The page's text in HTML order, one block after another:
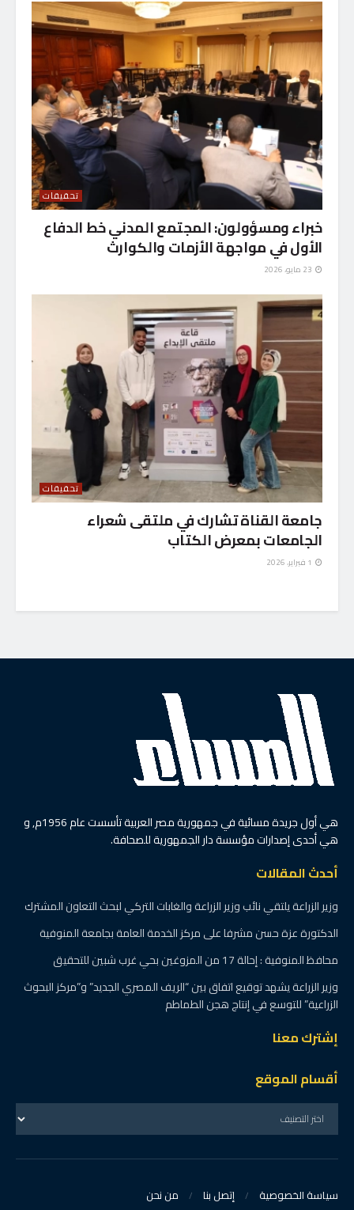
تحقيقات
خبراء ومسؤولون: المجتمع المدني خط الدفاع
الأول في مواجهة الأزمات والكوارث
تحقيقات
جامعة القناة تشارك في ملتقى شعراء
الجامعات بمعرض الكتاب
هي أول جريدة مسائية في جمهورية مصر العربية تأسست عام 1956م, و
هي أحدى إصدارات مؤسسة دار الجمهورية للصحافة.
أحدث المقالات
وزير الزراعة يلتقي نائب وزير الزراعة والغابات التركي لبحث التعاون المشترك
الدكتورة عزة حسن مشرفا على مركز الخدمة العامة بجامعة المنوفية
محافظ المنوفية : إحالة 17 من المزوغين بحي غرب شبين للتحقيق
وزير الزراعة يشهد توقيع اتفاق بين “الريف المصري الجديد” و”مركز البحوث
الزراعية” للتوسع في إنتاج هجن الطماطم
إشترك معنا
أقسام الموقع
سياسة الخصوصية إتصل بنا من نحن